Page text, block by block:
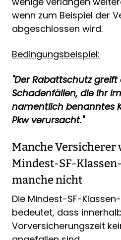
wenn zum Beispiel der
abgeschlossen wird.
Bedingungsbeispiel:
"Der Rabattschutz
Schadenfällen, die Ihr
namentlich benanntes
Pkw verursacht."
Manche Versicherer
Mindest-SF-
manche nicht
Die Mindest-SF-
bedeutet, dass
Vorversicherungszeit